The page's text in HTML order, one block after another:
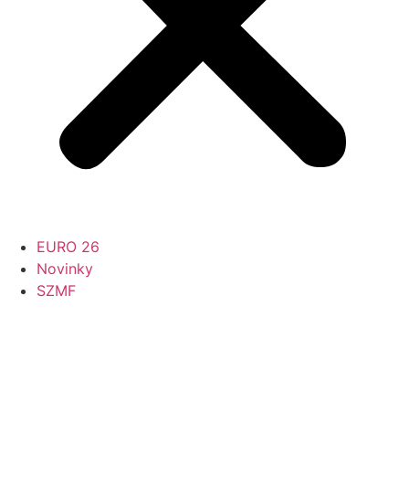
EURO 26
Novinky
SZMF